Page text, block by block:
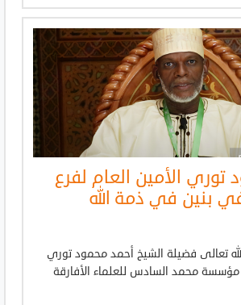
توري الأمين العام لفرع
بنين في ذمة الله
تعالى فضيلة الشيخ أحمد محمود توري
مؤسسة محمد السادس للعلماء الأفارقة